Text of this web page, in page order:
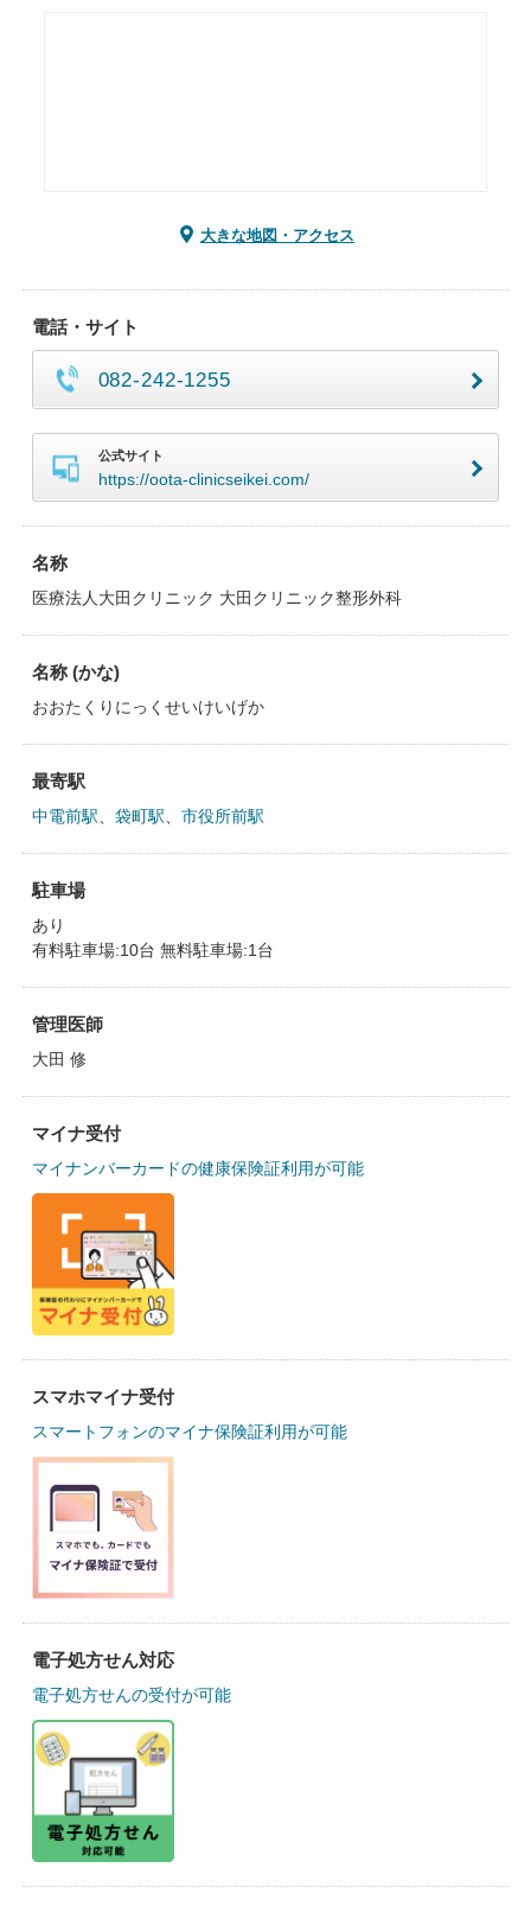
大きな地図・アクセス
電話・サイト
082-242-1255
公式サイト
https://oota-clinicseikei.com/
名称
医療法人大田クリニック 大田クリニック整形外科
名称 (かな)
おおたくりにっくせいけいげか
最寄駅
中電前駅 袋町駅 市役所前駅
駐車場
あり
有料駐車場:10台 無料駐車場:1台
管理医師
大田 修
マイナ受付
マイナンバーカードの健康保険証利用が可能
スマホマイナ受付
スマートフォンのマイナ保険証利用が可能
電子処方せん対応
電子処方せんの受付が可能